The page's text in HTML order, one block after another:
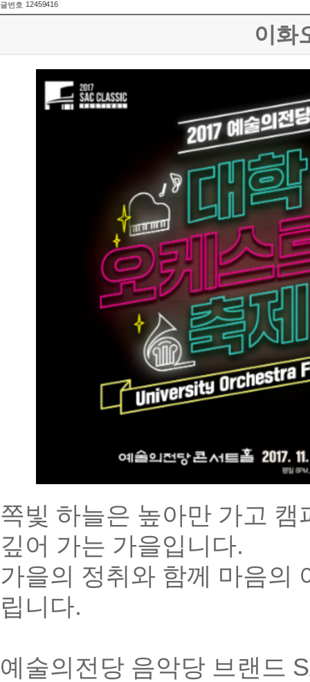
글번호 12459416
이화
쪽빛 하늘은 높아만 가고
깊어 가는 가을입니다.
가을의 정취와 함께 마음의
립니다.
예술의전당 음악당 브랜드